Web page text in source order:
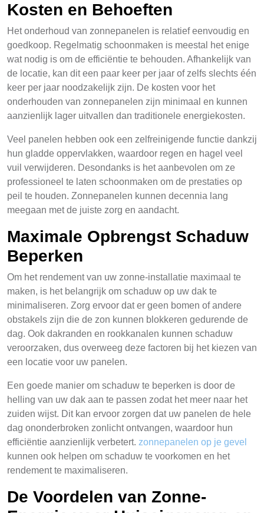
Kosten en Behoeften
Het onderhoud van zonnepanelen is relatief eenvoudig en
goedkoop. Regelmatig schoonmaken is meestal het enige
wat nodig is om de efficiëntie te behouden. Afhankelijk van
de locatie, kan dit een paar keer per jaar of zelfs slechts één
keer per jaar noodzakelijk zijn. De kosten voor het
onderhouden van zonnepanelen zijn minimaal en kunnen
aanzienlijk lager uitvallen dan traditionele energiekosten.
Veel panelen hebben ook een zelfreinigende functie dankzij
hun gladde oppervlakken, waardoor regen en hagel veel
vuil verwijderen. Desondanks is het aanbevolen om ze
professioneel te laten schoonmaken om de prestaties op
peil te houden. Zonnepanelen kunnen decennia lang
meegaan met de juiste zorg en aandacht.
Maximale Opbrengst Schaduw
Beperken
Om het rendement van uw zonne-installatie maximaal te
maken, is het belangrijk om schaduw op uw dak te
minimaliseren. Zorg ervoor dat er geen bomen of andere
obstakels zijn die de zon kunnen blokkeren gedurende de
dag. Ook dakranden en rookkanalen kunnen schaduw
veroorzaken, dus overweeg deze factoren bij het kiezen van
een locatie voor uw panelen.
Een goede manier om schaduw te beperken is door de
helling van uw dak aan te passen zodat het meer naar het
zuiden wijst. Dit kan ervoor zorgen dat uw panelen de hele
dag ononderbroken zonlicht ontvangen, waardoor hun
efficiëntie aanzienlijk verbetert. zonnepanelen op je gevel
kunnen ook helpen om schaduw te voorkomen en het
rendement te maximaliseren.
De Voordelen van Zonne-